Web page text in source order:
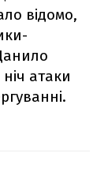
відомо,
атаки